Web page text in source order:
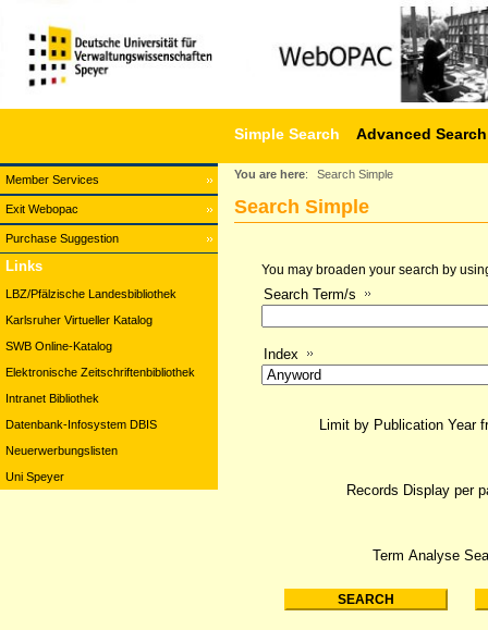
Member Services
Exit Webopac
Purchase Suggestion
Simple Search Advanced Search
Links
LBZ/Pfälzische Landesbibliothek
Karlsruher Virtueller Katalog
SWB Online-Katalog
Elektronische Zeitschriftenbibliothek
Intranet Bibliothek
Datenbank-Infosystem DBIS
Neuerwerbungslisten
Uni Speyer
You are here: Search Simple
Search Simple
You may broaden your search by
Search Term/s
Index
Term Analyse
Limit by Publication Year
Records Display per